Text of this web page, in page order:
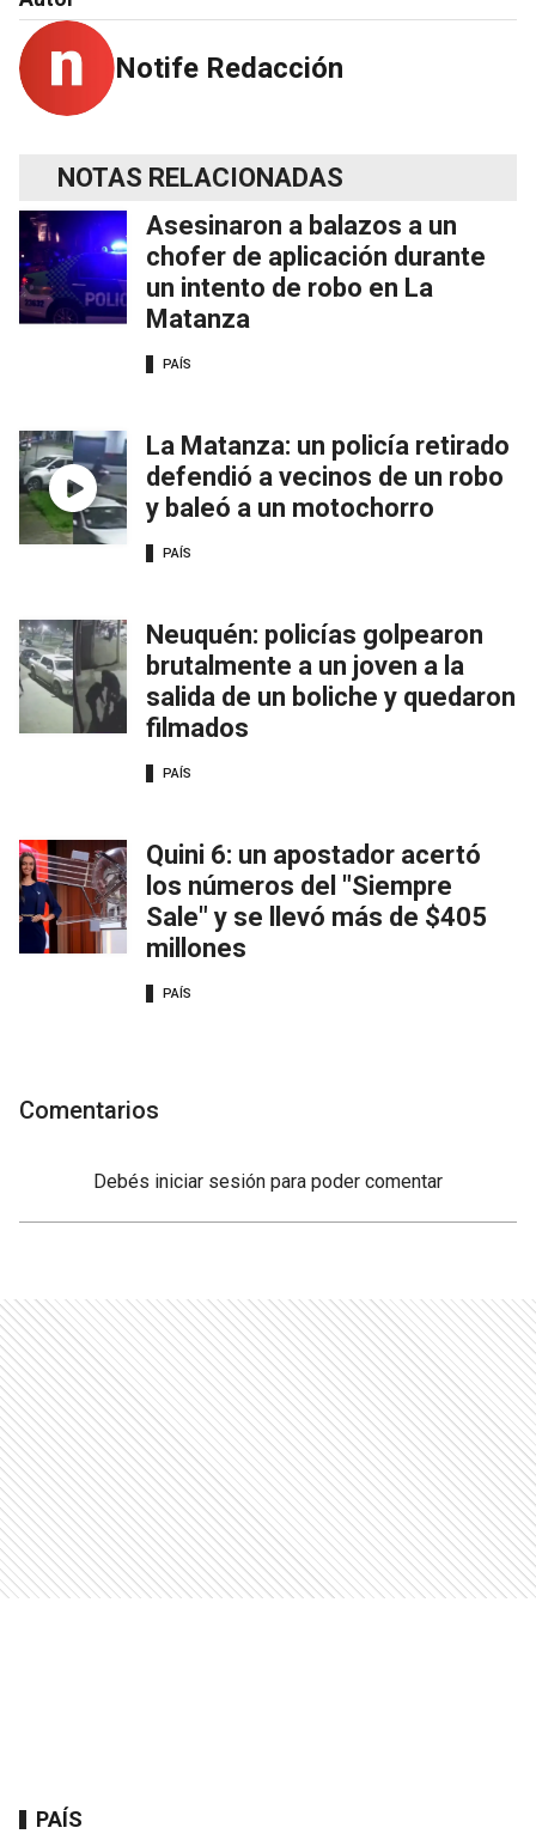
Notife Redacción
NOTAS RELACIONADAS
Asesinaron a balazos a un
chofer de aplicación durante
un intento de robo en La
Matanza
PAÍS
La Matanza: un policía retirado
defendió a vecinos de un robo
y baleó a un motochorro
PAÍS
Neuquén: policías golpearon
brutalmente a un joven a la
salida de un boliche y quedaron
filmados
PAÍS
Quini 6: un apostador acertó
los números del "Siempre
Sale" y se llevó más de $405
millones
PAÍS
Comentarios
Debés iniciar sesión para poder comentar
PAÍS